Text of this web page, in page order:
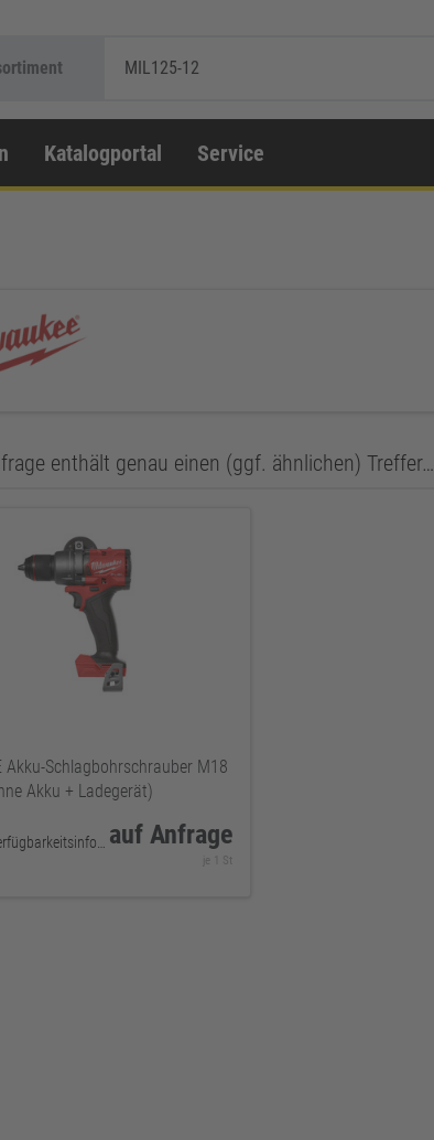
MIL125-12
Katalogportal Service
enthält genau einen (ggf. ähnlichen) Treffer…
Akku-Schlagbohrschrauber M18
Akku + Ladegerät)
keine Verfügbarkeitsinformationen auf Anfrage
je 1 St